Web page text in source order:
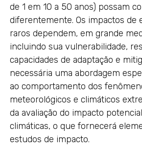
de 1 em 10 a 50 anos) possam
diferentemente. Os impactos de
raros dependem, em grande
incluindo sua vulnerabilidade,
capacidades de adaptação e
necessária uma abordagem
ao comportamento dos
meteorológicos e climáticos
da avaliação do impacto
climáticas, o que fornecerá
estudos de impacto.